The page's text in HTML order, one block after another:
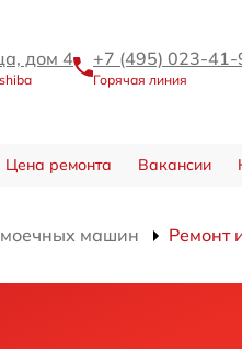
дом 4 +7 (495) 023-41-
Горячая линия
Цена ремонта Вакансии
машин Ремонт